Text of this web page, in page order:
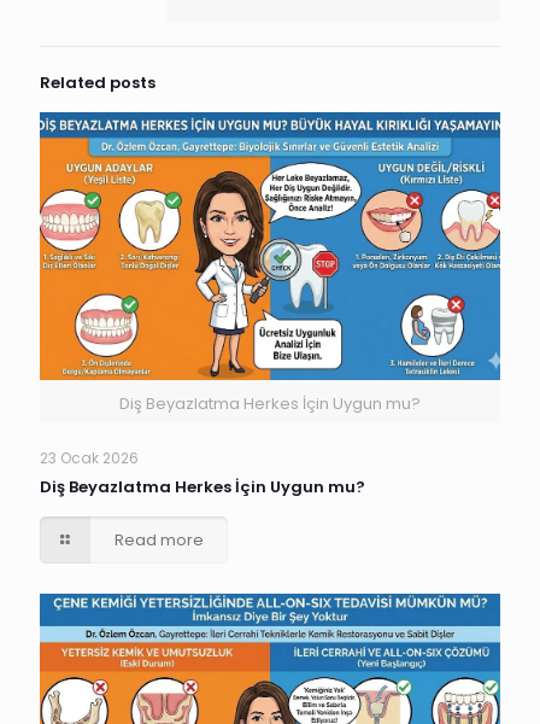
Related posts
Diş Beyazlatma Herkes İçin Uygun mu?
23 Ocak 2026
Diş Beyazlatma Herkes İçin Uygun mu?
Read more